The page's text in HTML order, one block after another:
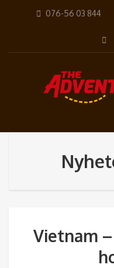
076-56 03 844
Vietnam